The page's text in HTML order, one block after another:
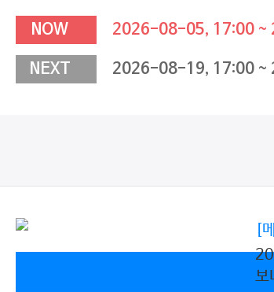
NOW 2026-08-05, 17:00
NEXT 2026-08-19, 17:00
[
보